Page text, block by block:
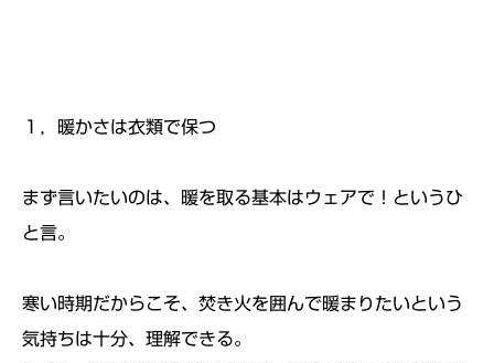
１，暖かさは衣類で保つ
まず言いたいのは、暖を取る基本はウェアで！というひ
と言。
寒い時期だからこそ、焚き火を囲んで暖まりたいという
気持ちは十分、理解できる。